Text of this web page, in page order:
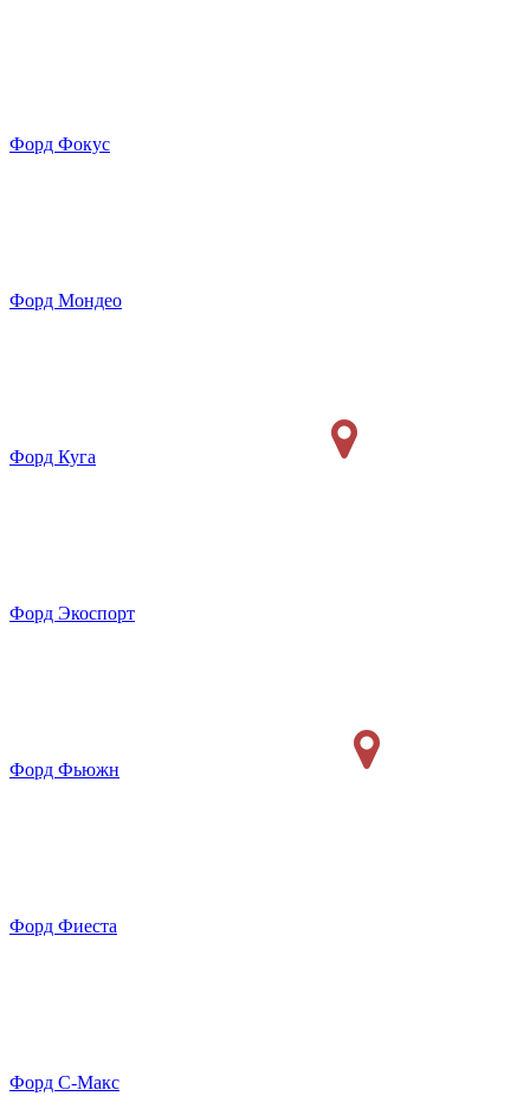
Форд Фокус
Форд Мондео
Форд Куга
Форд Экоспорт
Форд Фьюжн
Форд Фиеста
Форд С-Макс